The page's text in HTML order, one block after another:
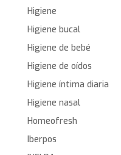
Higiene
Higiene bucal
Higiene de bebé
Higiene de oídos
Higiene íntima diaria
Higiene nasal
Homeofresh
Iberpos